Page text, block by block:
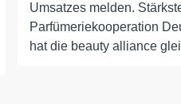
Umsatzes melden.
Parfümeriekooperation
hat die beauty alliance